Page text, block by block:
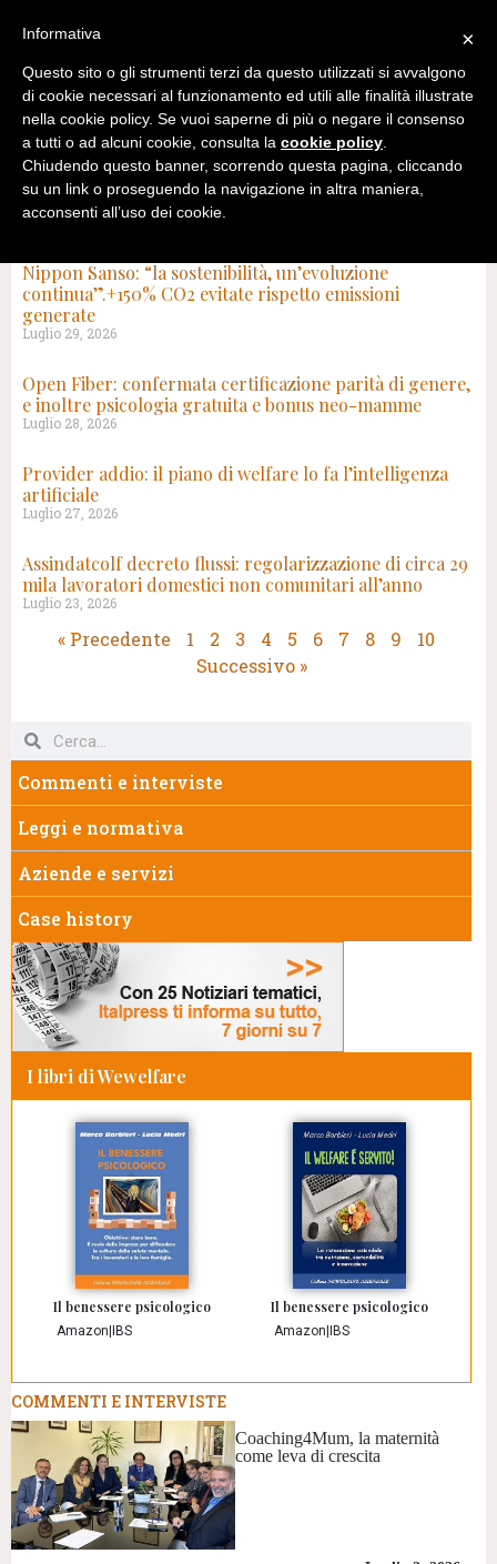
Nippon Sanso: “la sostenibilità, un’evoluzione
continua”.+150% CO2 evitate rispetto emissioni
generate
Luglio 29, 2026
Open Fiber: confermata certificazione parità di genere,
e inoltre psicologia gratuita e bonus neo-mamme
Luglio 28, 2026
Provider addio: il piano di welfare lo fa l’intelligenza
artificiale
Luglio 27, 2026
Assindatcolf decreto flussi: regolarizzazione di circa 29
mila lavoratori domestici non comunitari all’anno
Luglio 23, 2026
« Precedente 1 2 3 4 5 6 7 8 9
10
Successivo »
Commenti e interviste
Leggi e normativa
Aziende e servizi
Case history
I libri di Wewelfare
Il benessere psicologico
Amazon IBS
Il benessere psicologico
Amazon IBS
COMMENTI E INTERVISTE
Coaching4Mum, la maternità
come leva di crescita
×
Informativa
Questo sito o gli strumenti terzi da questo utilizzati si avvalgono
di cookie necessari al funzionamento ed utili alle finalità illustrate
nella cookie policy. Se vuoi saperne di più o negare il consenso
a tutti o ad alcuni cookie, consulta la cookie policy.
Chiudendo questo banner, scorrendo questa pagina, cliccando
su un link o proseguendo la navigazione in altra maniera,
acconsenti all’uso dei cookie.